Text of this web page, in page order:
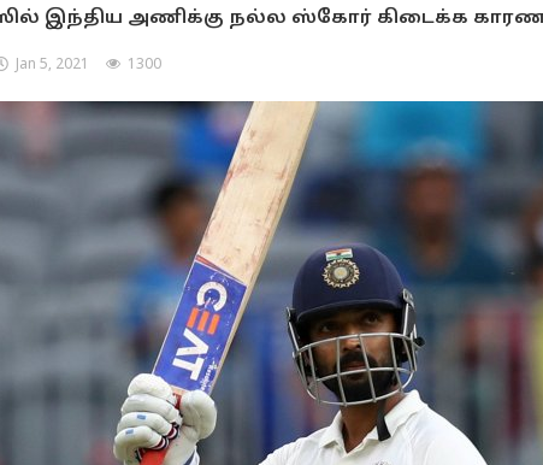
இந்திய அணிக்கு நல்ல ஸ்கோர் கிடைக்க
Jan 5, 2021 1300